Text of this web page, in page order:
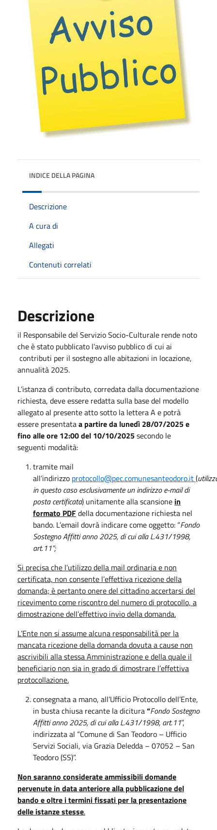
INDICE DELLA PAGINA
Descrizione
A cura di
Allegati
Contenuti correlati
Descrizione
il Responsabile del Servizio Socio-Culturale rende noto
che è stato pubblicato l’avviso pubblico di cui ai
contributi per il sostegno alle abitazioni in locazione,
annualità 2025.
L’istanza di contributo, corredata dalla documentazione
richiesta, deve essere redatta sulla base del modello
allegato al presente atto sotto la lettera A e potrà
essere presentataa partire da lunedì 28/07/2025 e
fino alle ore 12:00 del 10/10/2025secondo le
seguenti modalità:
tramite mail
all’indirizzo protocollo@pec.comunesanteodoro.it(
in questo caso esclusivamente un indirizzo e-mail di
posta certificata) unitamente alla scansione in
formato PDFdella documentazione richiesta nel
bando. L’email dovrà indicare come oggetto: “Fondo
Sostegno Affitti anno 2025, di cui alla L.431/1998,
art.11”;
Si precisa che l’utilizzo della mail ordinaria e non
certificata, non consente l’effettiva ricezione della
domanda; è pertanto onere del cittadino accertarsi del
ricevimento come riscontro del numero di protocollo, a
dimostrazione dell’effettivo invio della domanda.
L’Ente non si assume alcuna responsabilità per la
mancata ricezione della domanda dovuta a cause non
ascrivibili alla stessa Amministrazione e della quale il
beneficiario non sia in grado di dimostrare l’effettiva
protocollazione.
consegnata a mano, all’Ufficio Protocollo dell’Ente,
in busta chiusa recante la dicitura“Fondo Sostegno
Affitti anno 2025, di cui alla L.431/1998, art.11”,
indirizzata al “Comune di San Teodoro – Ufficio
Servizi Sociali, via Grazia Deledda – 07052 – San
Teodoro (SS)”.
Non saranno considerate ammissibili domande
pervenute in data anteriore alla pubblicazione del
bando e oltre i termini fissati per la presentazione
delle istanze stesse.